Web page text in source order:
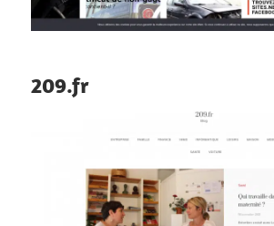
209.fr